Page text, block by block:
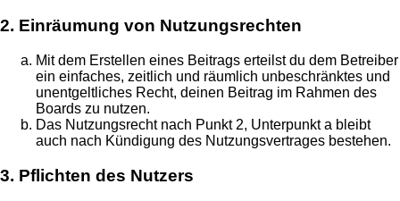
2. Einräumung von Nutzungsrechten
Mit dem Erstellen eines Beitrags erteilst du dem Betreiber
ein einfaches, zeitlich und räumlich unbeschränktes und
unentgeltliches Recht, deinen Beitrag im Rahmen des
Boards zu nutzen.
Das Nutzungsrecht nach Punkt 2, Unterpunkt a bleibt
auch nach Kündigung des Nutzungsvertrages bestehen.
3. Pflichten des Nutzers